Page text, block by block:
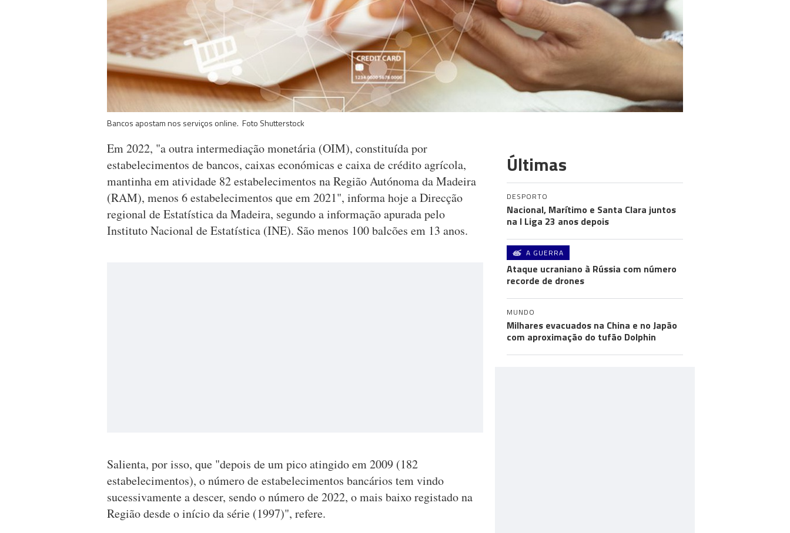
Bancos apostam nos serviços online. Foto Shutterstock
Em 2022, "a outra intermediação monetária (OIM), constituída por
estabelecimentos de bancos, caixas económicas e caixa de crédito agrícola,
mantinha em atividade 82 estabelecimentos na Região Autónoma da Madeira
(RAM), menos 6 estabelecimentos que em 2021", informa hoje a Direcção
regional de Estatística da Madeira, segundo a informação apurada pelo
Instituto Nacional de Estatística (INE). São menos 100 balcões em 13 anos.
Salienta, por isso, que "depois de um pico atingido em 2009 (182
estabelecimentos), o número de estabelecimentos bancários tem vindo
sucessivamente a descer, sendo o número de 2022, o mais baixo registado na
Região desde o início da série (1997)", refere.
Últimas
DESPORTO
Nacional, Marítimo e Santa Clara juntos
na I Liga 23 anos depois
A GUERRA
Ataque ucraniano à Rússia com número
recorde de drones
MUNDO
Milhares evacuados na China e no Japão
com aproximação do tufão Dolphin